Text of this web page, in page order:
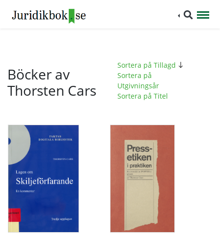
Böcker av
Thorsten Cars
Sortera på Tillagd
Sortera på
Utgivningsår
Sortera på Titel